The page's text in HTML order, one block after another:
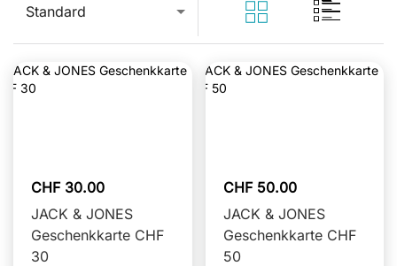
Standard
CHF 30.00
JACK & JONES
Geschenkkarte CHF
30
CHF 50.00
JACK & JONES
Geschenkkarte CHF
50